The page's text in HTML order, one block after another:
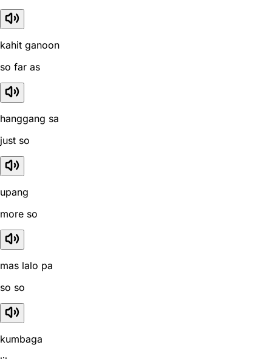
kahit ganoon
so far as
hanggang sa
just so
upang
more so
mas lalo pa
so so
kumbaga